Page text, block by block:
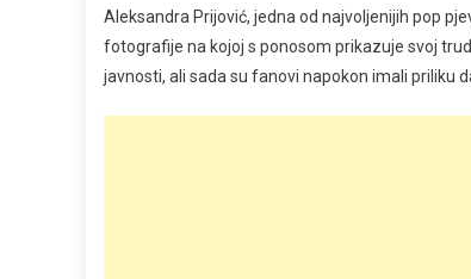
Aleksandra Prijović, jedna od najvoljenijih pop
fotografije na kojoj s ponosom prikazuje svoj
javnosti, ali sada su fanovi napokon imali priliku